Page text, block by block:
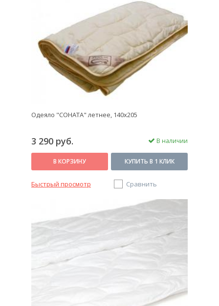
Одеяло "СОНАТА" летнее, 140х205
3 290 руб. В наличии
В КОРЗИНУ КУПИТЬ В 1 КЛИК
Быстрый просмотр Сравнить